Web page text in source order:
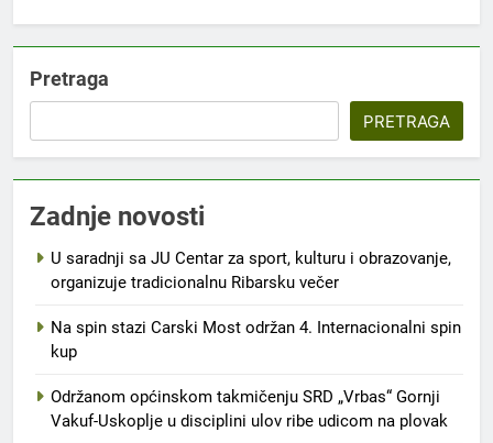
Pretraga
PRETRAGA
Zadnje novosti
U saradnji sa JU Centar za sport, kulturu i obrazovanje,
organizuje tradicionalnu Ribarsku večer
Na spin stazi Carski Most održan 4. Internacionalni spin
kup
Održanom općinskom takmičenju SRD „Vrbas“ Gornji
Vakuf-Uskoplje u disciplini ulov ribe udicom na plovak